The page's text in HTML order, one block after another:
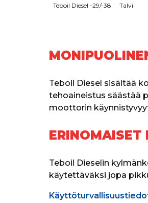
Teboil Diesel -29/-38 Talvi
Teboil Diesel sisältää
tehoaineistus säästää
moottorin
ERINOMAISET
Teboil Dieselin
käytettäväksi jopa